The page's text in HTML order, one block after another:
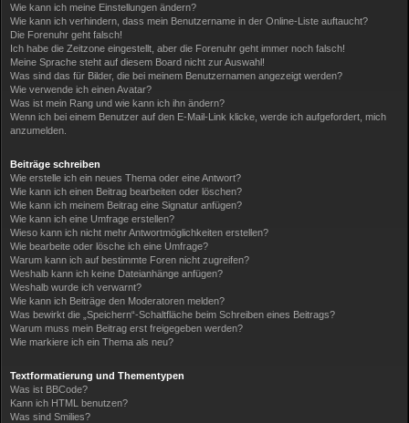
Wie kann ich meine Einstellungen ändern?
Wie kann ich verhindern, dass mein Benutzername in der Online-Liste auftaucht?
Die Forenuhr geht falsch!
Ich habe die Zeitzone eingestellt, aber die Forenuhr geht immer noch falsch!
Meine Sprache steht auf diesem Board nicht zur Auswahl!
Was sind das für Bilder, die bei meinem Benutzernamen angezeigt werden?
Wie verwende ich einen Avatar?
Was ist mein Rang und wie kann ich ihn ändern?
Wenn ich bei einem Benutzer auf den E-Mail-Link klicke, werde ich aufgefordert, mich
anzumelden.
Beiträge schreiben
Wie erstelle ich ein neues Thema oder eine Antwort?
Wie kann ich einen Beitrag bearbeiten oder löschen?
Wie kann ich meinem Beitrag eine Signatur anfügen?
Wie kann ich eine Umfrage erstellen?
Wieso kann ich nicht mehr Antwortmöglichkeiten erstellen?
Wie bearbeite oder lösche ich eine Umfrage?
Warum kann ich auf bestimmte Foren nicht zugreifen?
Weshalb kann ich keine Dateianhänge anfügen?
Weshalb wurde ich verwarnt?
Wie kann ich Beiträge den Moderatoren melden?
Was bewirkt die „Speichern“-Schaltfläche beim Schreiben eines Beitrags?
Warum muss mein Beitrag erst freigegeben werden?
Wie markiere ich ein Thema als neu?
Textformatierung und Thementypen
Was ist BBCode?
Kann ich HTML benutzen?
Was sind Smilies?